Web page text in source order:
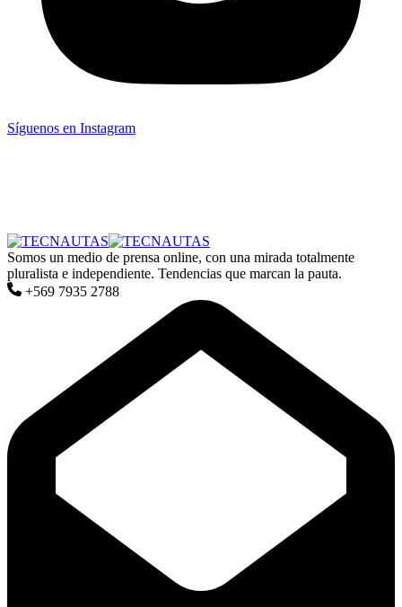
Síguenos en Instagram
Somos un medio de prensa online, con una mirada totalmente
pluralista e independiente. Tendencias que marcan la pauta.
+569 7935 2788